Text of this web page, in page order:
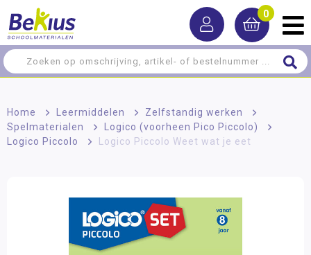
0
Home > Leermiddelen > Zelfstandig werken
>
Spelmaterialen
> Logico (voorheen Pico Piccolo)
>
Logico Piccolo
> Logico Piccolo Weet wat je eet